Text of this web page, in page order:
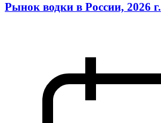
Рынок водки в России, 2026 г.